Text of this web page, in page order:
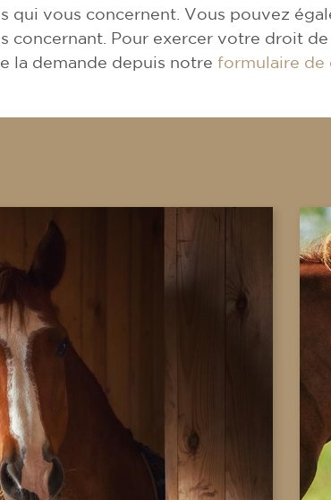
qui vous concernent. Vous pouvez
concernant. Pour exercer votre droit
la demande depuis notre formulaire de